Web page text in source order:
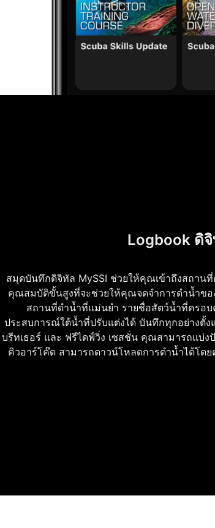
Logbook ดิ
สมุดบันทึกดิจิทัล MySSI ช่วยให้คุณเข้าถึงสถาน
คุณสมบัติขั้นสูงที่จะช่วยให้คุณจดจำการดำน้ำข
สถานที่ดำน้ำที่แม่นยำ รายชื่อสัตว์น้ำที่ครอ
ประสบการณ์ใต้น้ำที่ปรับแต่งได้ บันทึกทุกอย่างตั้ง
บรีทเธอร์ และ ฟรีไดฟ์วิ่ง เซสชั่น คุณสามารถแบ่
คิวอาร์โค๊ด สามารถดาวน์โหลดการดำน้ำได้โด